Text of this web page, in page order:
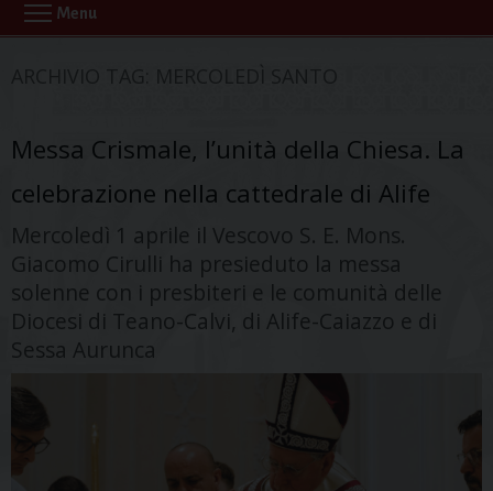
Menu
Messa Crismale, l’unità della Chiesa. La
celebrazione nella cattedrale di Alife
Mercoledì 1 aprile il Vescovo S. E. Mons.
Giacomo Cirulli ha presieduto la messa
solenne con i presbiteri e le comunità delle
Diocesi di Teano-Calvi, di Alife-Caiazzo e di
Sessa Aurunca